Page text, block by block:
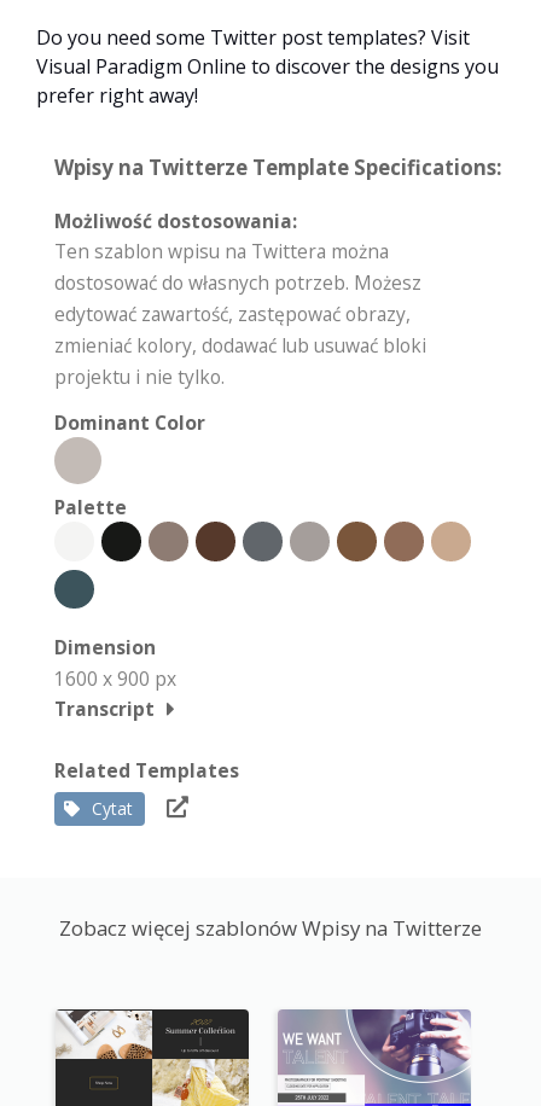
Do you need some Twitter post templates? Visit
Visual Paradigm Online to discover the designs you
prefer right away!
Wpisy na Twitterze Template Specifications:
Możliwość dostosowania:
Ten szablon wpisu na Twittera można
dostosować do własnych potrzeb. Możesz
edytować zawartość, zastępować obrazy,
zmieniać kolory, dodawać lub usuwać bloki
projektu i nie tylko.
Dominant Color
Palette
Dimension
1600 x 900 px
Transcript
Related Templates
Cytat
Zobacz więcej szablonów Wpisy na Twitterze